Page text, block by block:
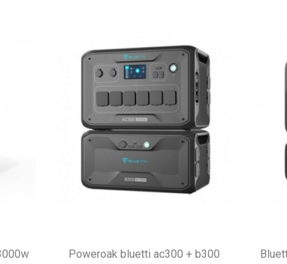
poweroak bluetti ac300 + b300
bluetti ac200max e b230 6144wh